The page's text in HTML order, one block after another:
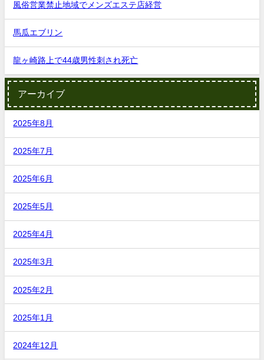
風俗営業禁止地域でメンズエステ店経営
馬瓜エブリン
龍ヶ崎路上で44歳男性刺され死亡
アーカイブ
2025年8月
2025年7月
2025年6月
2025年5月
2025年4月
2025年3月
2025年2月
2025年1月
2024年12月